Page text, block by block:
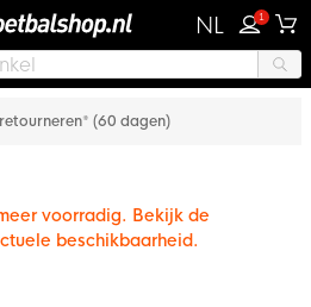
NL 1
(60 dagen)
voorradig. Bekijk de
beschikbaarheid.